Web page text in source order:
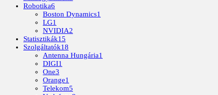
Robotika6
Boston Dynamics1
LG1
NVIDIA2
Statisztikák15
Szolgáltatók18
Antenna Hungária1
DIGI1
One3
Orange1
Telekom5